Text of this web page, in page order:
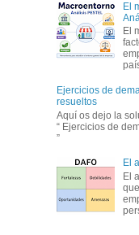
El
El
Ejercicios de
resueltos
Aquí os dejo la
“ Ejercicios de
”
El
El